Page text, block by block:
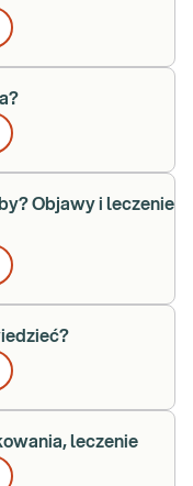
Objawy i leczenie
leczenie